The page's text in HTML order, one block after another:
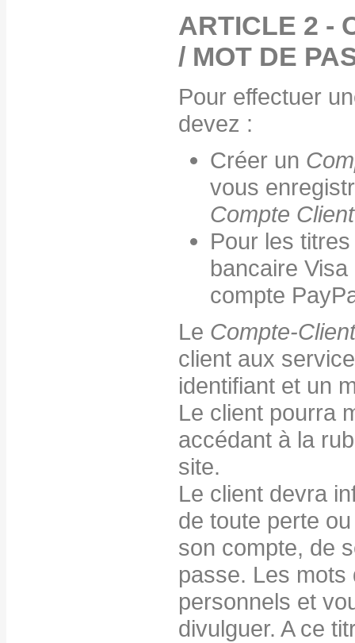
ARTICLE 2 -
/ MOT DE
Pour effectuer
devez :
Créer un
vous
Compte
Pour les
bancaire
compte
Le Compte-Client
client aux
identifiant et un
Le client pourra
accédant à la
site.
Le client devra
de toute perte
son compte, de
passe. Les
personnels et
divulguer. A ce